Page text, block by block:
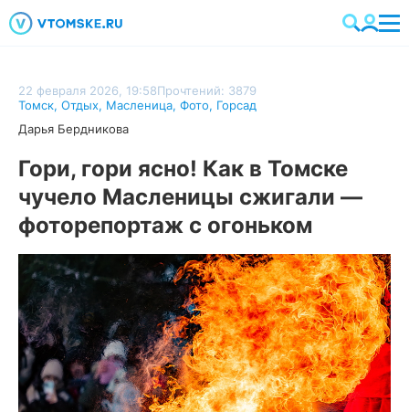
22 февраля 2026, 19:58Прочтений: 3879
Томск, Отдых, Масленица, Фото, Горсад
Дарья Бердникова
Гори, гори ясно! Как в Томске
чучело Масленицы сжигали —
фоторепортаж с огоньком